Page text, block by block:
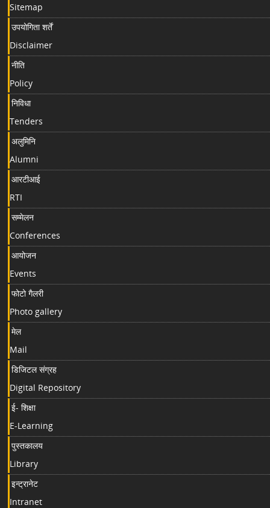
Sitemap
उपयोगिता शर्तें
Disclaimer
नीति
Policy
निविधा
Tenders
अलुमिनि
Alumni
आरटीआई
RTI
सम्मेलन
Conferences
आयोजन
Events
फोटो गैलरी
Photo gallery
मेल
Mail
डिजिटल संग्रह
Digital Repository
ई- शिक्षा
E-Learning
पुस्तकालय
Library
इन्ट्रानेट
Intranet